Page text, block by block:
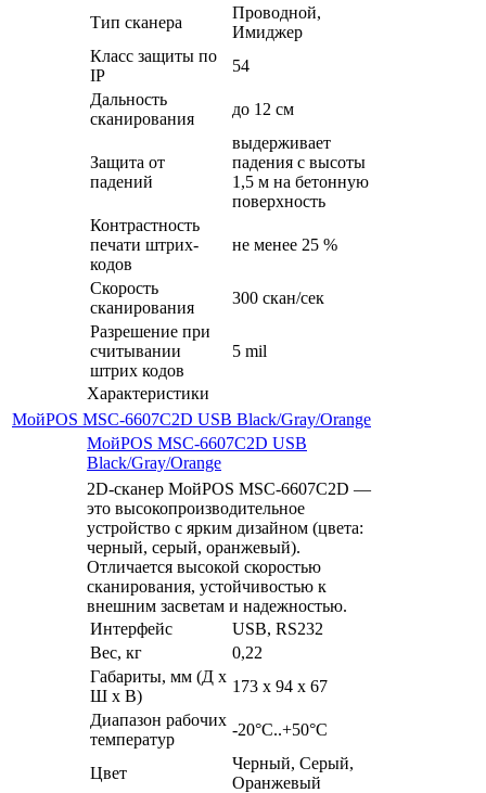
Тип сканера
Проводной,
Имиджер
Класс защиты по
IP
54
Дальность
сканирования
до 12 см
Защита от
падений
выдерживает
падения с высоты
1,5 м на бетонную
поверхность
Контрастность
печати штрих-
кодов
не менее 25 %
Скорость
сканирования
300 скан/сек
Разрешение при
считывании
штрих кодов
5 mil
Характеристики
МойPOS MSC-6607C2D USB Black/Gray/Orange
МойPOS MSC-6607C2D USB
Black/Gray/Orange
2D-сканер МойPOS MSC-6607C2D —
это высокопроизводительное
устройство с ярким дизайном (цвета:
черный, серый, оранжевый).
Отличается высокой скоростью
сканирования, устойчивостью к
внешним засветам и надежностью.
Интерфейс
USB, RS232
Вес, кг
0,22
Габариты, мм (Д x
Ш x В)
173 x 94 x 67
Диапазон рабочих
температур
-20°C..+50°C
Цвет
Черный, Серый,
Оранжевый